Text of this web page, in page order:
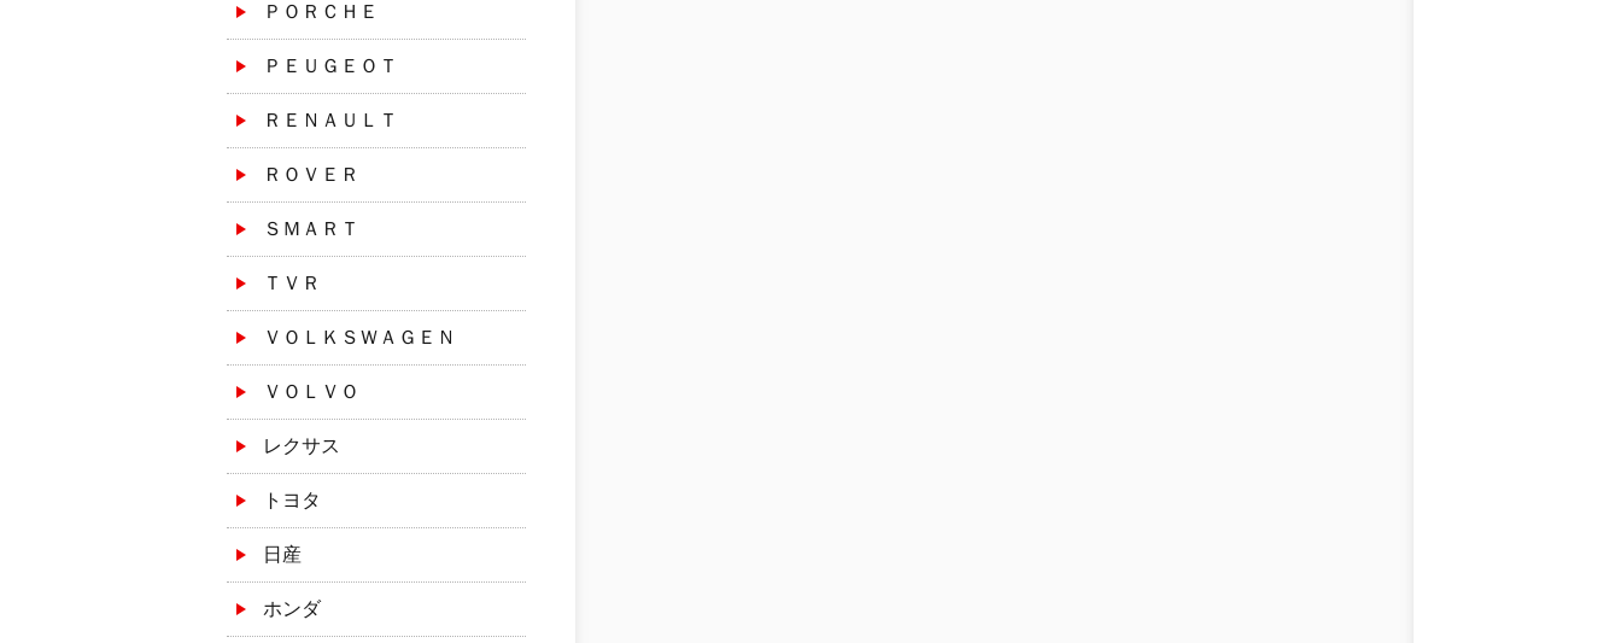
ＰＯＲＣＨＥ
ＰＥＵＧＥＯＴ
ＲＥＮＡＵＬＴ
ＲＯＶＥＲ
ＳＭＡＲＴ
ＴＶＲ
ＶＯＬＫＳＷＡＧＥＮ
ＶＯＬＶＯ
レクサス
トヨタ
日産
ホンダ